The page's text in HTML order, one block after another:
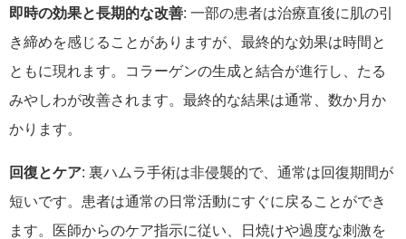
即時の効果と長期的な改善: 一部の患者は治療直後に肌の引
き締めを感じることがありますが、最終的な効果は時間と
ともに現れます。コラーゲンの生成と結合が進行し、たる
みやしわが改善されます。最終的な結果は通常、数か月か
かります。
回復とケア: 裏ハムラ手術は非侵襲的で、通常は回復期間が
短いです。患者は通常の日常活動にすぐに戻ることができ
ます。医師からのケア指示に従い、日焼けや過度な刺激を